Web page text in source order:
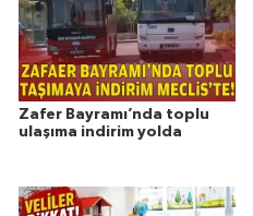
Zafer Bayramı’nda toplu
ulaşıma indirim yolda